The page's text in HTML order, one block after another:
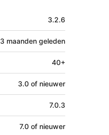
3.2.6
3 maanden geleden
40+
3.0 of nieuwer
7.0.3
7.0 of nieuwer